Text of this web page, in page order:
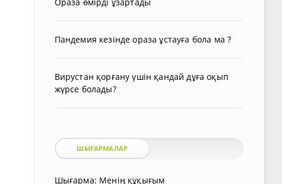
Пандемия кезінде ораза ұстауға бола ма ?
Вирустан қорғану үшін қандай дұға оқып
жүрсе болады?
ШЫҒАРМАЛАР
Шығарма: Менің құқығым